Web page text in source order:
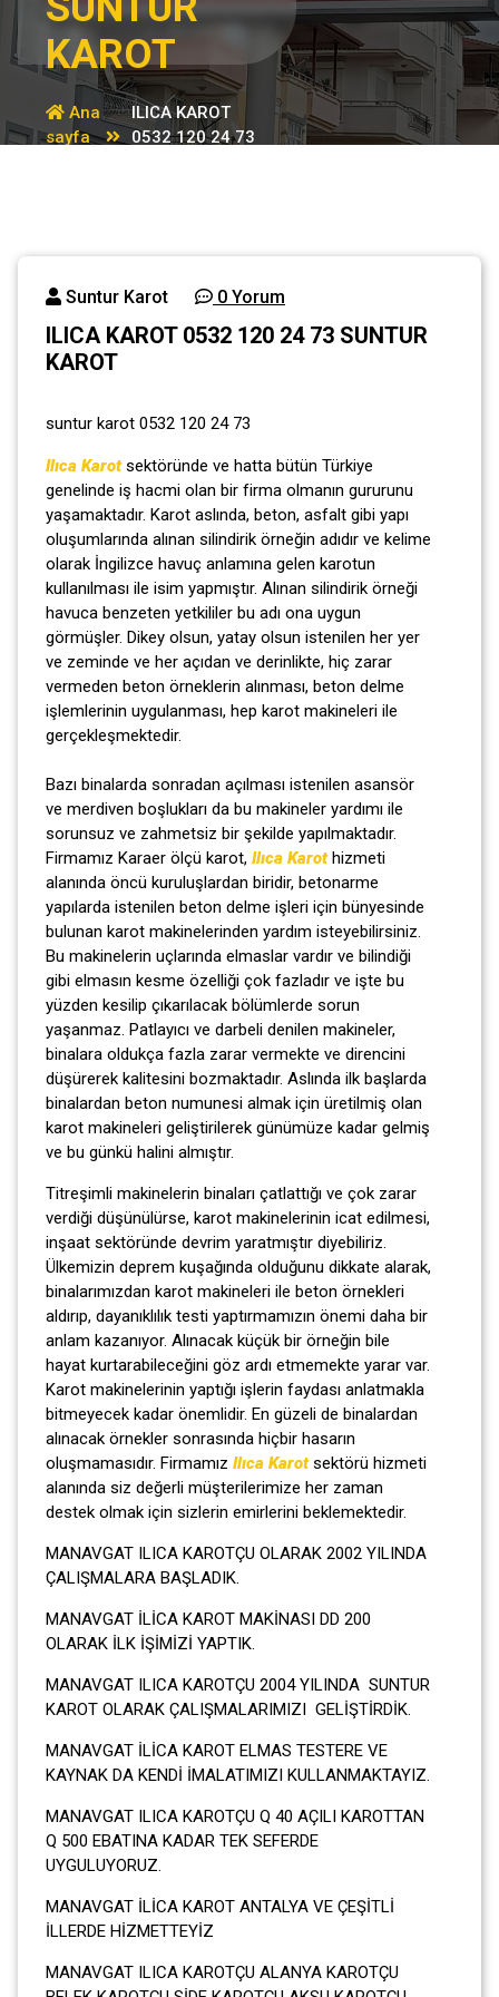
KAROT
Ana
sayfa
ILICA KAROT
0532 120 24 73
Suntur Karot 0 Yorum
ILICA KAROT 0532 120 24 73 SUNTUR
KAROT
suntur karot 0532 120 24 73
Ilıca Karotsektöründe ve hatta bütün Türkiye
genelinde iş hacmi olan bir firma olmanın gururunu
yaşamaktadır. Karot aslında, beton, asfalt gibi yapı
oluşumlarında alınan silindirik örneğin adıdır ve kelime
olarak İngilizce havuç anlamına gelen karotun
kullanılması ile isim yapmıştır. Alınan silindirik örneği
havuca benzeten yetkililer bu adı ona uygun
görmüşler. Dikey olsun, yatay olsun istenilen her yer
ve zeminde ve her açıdan ve derinlikte, hiç zarar
vermeden beton örneklerin alınması, beton delme
işlemlerinin uygulanması, hep karot makineleri ile
gerçekleşmektedir.
Bazı binalarda sonradan açılması istenilen asansör
ve merdiven boşlukları da bu makineler yardımı ile
sorunsuz ve zahmetsiz bir şekilde yapılmaktadır.
Firmamız Karaer ölçü karot, Ilıca Karothizmeti
alanında öncü kuruluşlardan biridir, betonarme
yapılarda istenilen beton delme işleri için bünyesinde
bulunan karot makinelerinden yardım isteyebilirsiniz.
Bu makinelerin uçlarında elmaslar vardır ve bilindiği
gibi elmasın kesme özelliği çok fazladır ve işte bu
yüzden kesilip çıkarılacak bölümlerde sorun
yaşanmaz. Patlayıcı ve darbeli denilen makineler,
binalara oldukça fazla zarar vermekte ve direncini
düşürerek kalitesini bozmaktadır. Aslında ilk başlarda
binalardan beton numunesi almak için üretilmiş olan
karot makineleri geliştirilerek günümüze kadar gelmiş
ve bu günkü halini almıştır.
Titreşimli makinelerin binaları çatlattığı ve çok zarar
verdiği düşünülürse, karot makinelerinin icat edilmesi,
inşaat sektöründe devrim yaratmıştır diyebiliriz.
Ülkemizin deprem kuşağında olduğunu dikkate alarak,
binalarımızdan karot makineleri ile beton örnekleri
aldırıp, dayanıklılık testi yaptırmamızın önemi daha bir
anlam kazanıyor. Alınacak küçük bir örneğin bile
hayat kurtarabileceğini göz ardı etmemekte yarar var.
Karot makinelerinin yaptığı işlerin faydası anlatmakla
bitmeyecek kadar önemlidir. En güzeli de binalardan
alınacak örnekler sonrasında hiçbir hasarın
oluşmamasıdır. Firmamız Ilıca Karotsektörü hizmeti
alanında siz değerli müşterilerimize her zaman
destek olmak için sizlerin emirlerini beklemektedir.
MANAVGAT ILICA KAROTÇU OLARAK 2002 YILINDA
ÇALIŞMALARA BAŞLADIK.
MANAVGAT İLİCA KAROT MAKİNASI DD 200
OLARAK İLK İŞİMİZİ YAPTIK.
MANAVGAT ILICA KAROTÇU 2004 YILINDA SUNTUR
KAROT OLARAK ÇALIŞMALARIMIZI GELİŞTİRDİK.
MANAVGAT İLİCA KAROT ELMAS TESTERE VE
KAYNAK DA KENDİ İMALATIMIZI KULLANMAKTAYIZ.
MANAVGAT ILICA KAROTÇU Q 40 AÇILI KAROTTAN
Q 500 EBATINA KADAR TEK SEFERDE
UYGULUYORUZ.
MANAVGAT İLİCA KAROT ANTALYA VE ÇEŞİTLİ
İLLERDE HİZMETTEYİZ
MANAVGAT ILICA KAROTÇU ALANYA KAROTÇU